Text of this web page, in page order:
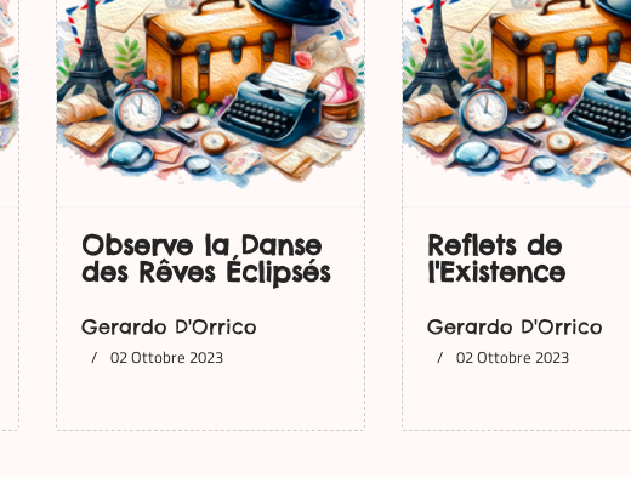
Observe la Danse
des Rêves Éclipsés
Gerardo D'Orrico
02 Ottobre 2023
Reflets de
l'Existence
Gerardo D'Orrico
02 Ottobre 2023